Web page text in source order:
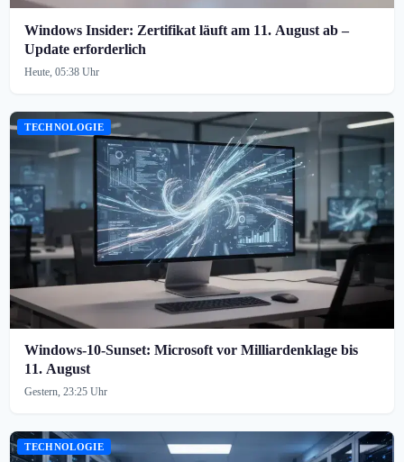
Windows Insider: Zertifikat läuft am 11. August ab –
Update erforderlich
Heute, 05:38 Uhr
TECHNOLOGIE
Windows-10-Sunset: Microsoft vor Milliardenklage bis
11. August
Gestern, 23:25 Uhr
TECHNOLOGIE